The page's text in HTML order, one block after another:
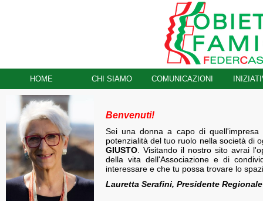
HOME CHI SIAMO COMUNICAZIONI
Benvenuti!
Sei una donna a capo di
potenzialità del tuo ruolo nella società di
GIUSTO . Visitando il nostro sito avrai
della vita dell'Associazione e di
interessare e che tu possa trovare lo
Lauretta Serafini, Presidente Regionale